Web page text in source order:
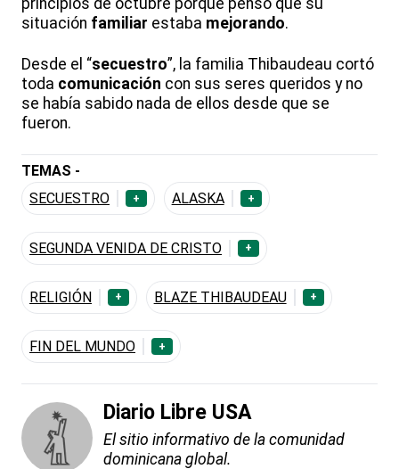
principios de octubre porque pensó que su
situación familiar estaba mejorando.
Desde el “secuestro”, la familia Thibaudeau cortó
toda comunicación con sus seres queridos y no
se había sabido nada de ellos desde que se
fueron.
TEMAS -
SECUESTRO
+ ALASKA +
SEGUNDA VENIDA DE CRISTO +
RELIGIÓN + BLAZE THIBAUDEAU +
FIN DEL MUNDO +
Diario Libre USA
El sitio informativo de la comunidad
dominicana global.